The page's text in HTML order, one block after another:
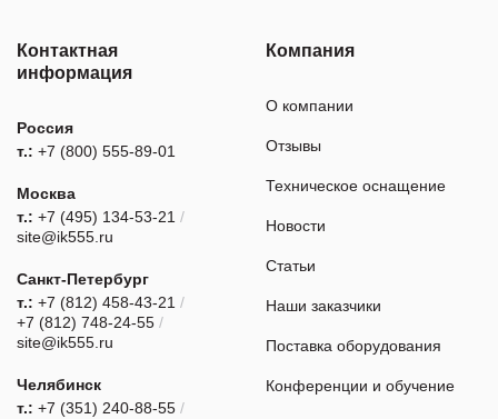
Контактная
информация
Россия
т.: +7 (800) 555-89-01
Москва
т.: +7 (495) 134-53-21 /
site@ik555.ru
Санкт-Петербург
т.: +7 (812) 458-43-21 /
+7 (812) 748-24-55 /
site@ik555.ru
Челябинск
т.: +7 (351) 240-88-55 /
Компания
О компании
Отзывы
Техническое оснащение
Новости
Статьи
Наши заказчики
Поставка оборудования
Конференции и обучение